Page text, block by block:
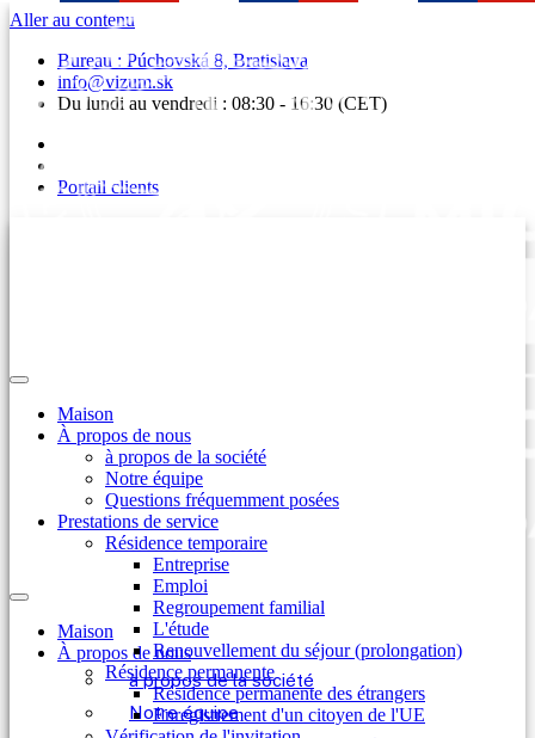
Aller au contenu
Bureau : Púchovská 8, Bratislava
info@vizum.sk
Du lundi au vendredi : 08:30 - 16:30 (CET)
Portail clients
Maison
À propos de nous
à propos de la société
Notre équipe
Maison
À propos de nous
à propos de la société
Notre équipe
Questions fréquemment posées
Prestations de service
Résidence temporaire
Entreprise
Emploi
Regroupement familial
L'étude
Renouvellement du séjour (prolongation)
Résidence permanente
Résidence permanente des étrangers
Enregistrement d'un citoyen de l'UE